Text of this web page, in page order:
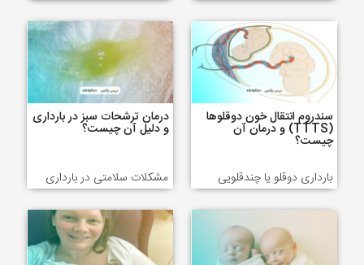
سندروم انتقال خون دوقلوها
(TTTS) و درمان آن
چیست؟
بارداری دوقلو یا چندقلویی
درمان ترشحات سبز در بارداری
و دلیل آن چیست؟
مشکلات سلامتی در بارداری